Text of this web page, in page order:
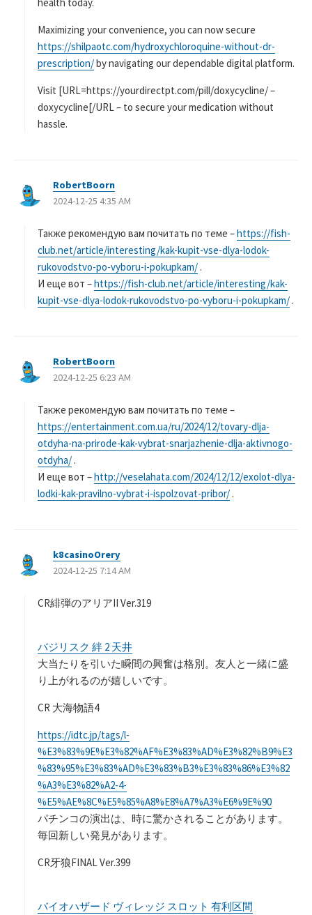
Maximizing your convenience, you can now secure
https://shilpaotc.com/hydroxychloroquine-without-dr-
prescription/by navigating our dependable digital platform.
Visit [URL=https://yourdirectpt.com/pill/doxycycline/ –
doxycycline[/URL – to secure your medication without
hassle.
RobertBoorn
り
2024-12-25 4:35 AM
Также рекомендую вам почитать по теме –https://fish-
club.net/article/interesting/kak-kupit-vse-dlya-lodok-
rukovodstvo-po-vyboru-i-pokupkam/ .
И еще вот –https://fish-club.net/article/interesting/kak-
kupit-vse-dlya-lodok-rukovodstvo-po-vyboru-i-pokupkam/ .
RobertBoorn
り
2024-12-25 6:23 AM
Также рекомендую вам почитать по теме –
https://entertainment.com.ua/ru/2024/12/tovary-dlja-
otdyha-na-prirode-kak-vybrat-snarjazhenie-dlja-aktivnogo-
otdyha/ .
И еще вот –http://veselahata.com/2024/12/12/exolot-dlya-
lodki-kak-pravilno-vybrat-i-ispolzovat-pribor/ .
k8casinoOrery
り
2024-12-25 7:14 AM
CR緋弾のアリアII Ver.319
バジリスク 絆 2 天井
大当たりを引いた瞬間の興奮は格別。友人と一緒に盛
り上がれるのが嬉しいです。
CR 大海物語4
https://idtc.jp/tags/l-
%E3%83%9E%E3%82%AF%E3%83%AD%E3%82%B9%E3
%83%95%E3%83%AD%E3%83%B3%E3%83%86%E3%82
%A3%E3%82%A2-4-
%E5%AE%8C%E5%85%A8%E8%A7%A3%E6%9E%90
パチンコの演出は、時に驚かされることがあります。
毎回新しい発見があります。
CR牙狼FINAL Ver.399
バイオハザード ヴィレッジ スロット 有利区間